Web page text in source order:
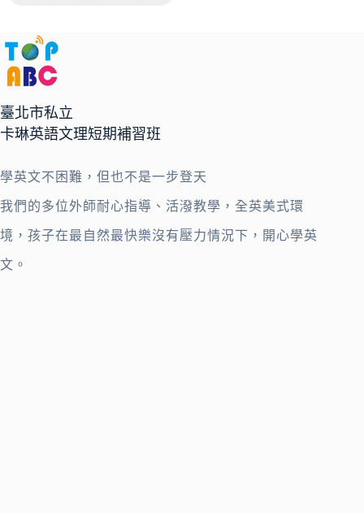
臺北市私立
卡琳英語文理短期補習班
學英文不困難，但也不是一步登天
我們的多位外師耐心指導、活潑教學，全英美式環
境，孩子在最自然最快樂沒有壓力情況下，開心學英
文。